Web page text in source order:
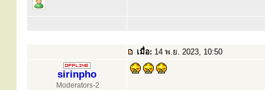
เมื่อ: 14 พ.ย. 2023, 10:50
sirinpho
Moderators-2